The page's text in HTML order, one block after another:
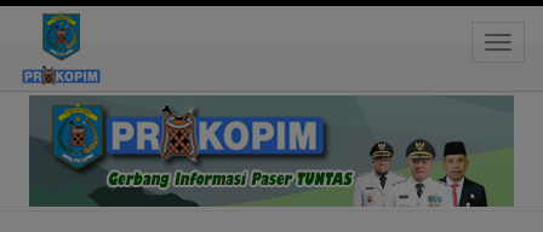
Peringatan Kebangkitan Nasional Untuk
Mengenang Semangat Perjuangan Boedi Utomo